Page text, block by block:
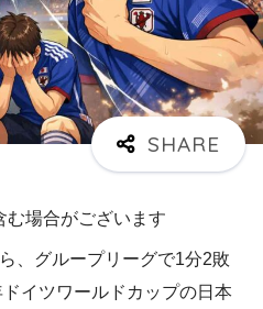
む場合がございます
、グループリーグで1分2敗
イツワールドカップの日本